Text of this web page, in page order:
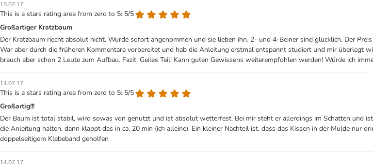
15.07.17
This is a stars rating area from zero to 5: 5/5
Großartiger Kratzbaum
Der Kratzbaum riecht absolut nicht. Wurde sofort angenommen und sie lieben ihn. 2- und 4-Beiner sind glücklich. Der
War aber durch die früheren Kommentare vorbereitet und hab die Anleitung erstmal entspannt studiert und mir überlegt
brauch aber schon 2 Leute zum Aufbau. Fazit: Geiles Teil! Kann guten Gewissens weiterempfohlen werden! Würde ich
14.07.17
This is a stars rating area from zero to 5: 5/5
Großartig!!!
Der Baum ist total stabil, wird sowas von genutzt und ist absolut wetterfest. Bei mir steht er allerdings im Schatten und
die Anleitung halten, dann klappt das in ca. 20 min (ich alleine). Ein kleiner Nachteil ist, dass das Kissen in der Mulde nur
doppelseitigem Klebeband geholfen
14.07.17